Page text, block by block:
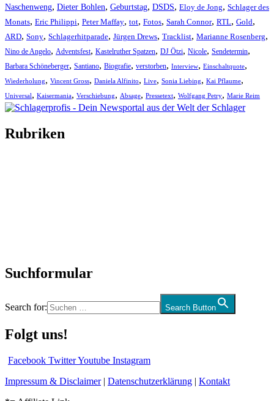
Naschenweng, Dieter Bohlen, Geburtstag, DSDS, Eloy de Jong, Schlager des
Monats, Eric Philippi, Peter Maffay, tot, Fotos, Sarah Connor, RTL, Gold,
ARD, Sony, Schlagerhitparade, Jürgen Drews, Tracklist, Marianne Rosenberg,
Nino de Angelo, Adventsfest, Kastelruther Spatzen, DJ Ötzi, Nicole, Sendetermin,
Barbara Schöneberger, Santiano, Biografie, verstorben, Interview, Einschaltquote,
Wiederholung, Vincent Gross, Daniela Alfinito, Live, Sonia Liebing, Kai Pflaume,
Universal, Kaisermania, Verschiebung, Absage, Pressetext, Wolfgang Petry, Marie Reim
Rubriken
Suchformular
Search for: Search Button
Folgt uns!
Facebook TwitterYoutube Instagram
Impressum & Disclaimer| Datenschutzerklärung | Kontakt